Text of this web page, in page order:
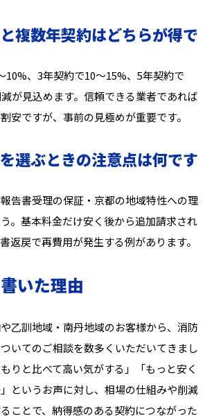
複数年契約はどちらが得で
10%、3年契約で10〜15%、5年契約で
が見込めます。信頼できる業者であれば
安ですが、事前の見極めが重要です。
選ぶときの注意点は何です
告書受理の保証・京都の地域特性への理
。基本料金だけ安く後から追加請求され
返戻で再費用が発生する例があります。
いた理由
乙訓地域・南丹地域のお客様から、消防
いてのご相談を数多くいただいてきまし
りと比べて高い気がする」「もっと安く
というお声に対し、相場の仕組みや削減
ことで、納得感のある契約につながった